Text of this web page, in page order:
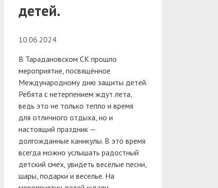
детей.
10.06.2024
В Тарадановском СК прошло
мероприятие, посвящённое
Международному дню защиты детей.
Ребята с нетерпением ждут лета,
ведь это не только тепло и время
для отличного отдыха, но и
настоящий праздник —
долгожданные каникулы. В это время
всегда можно услышать радостный
детский смех, увидеть весёлые песни,
шары, подарки и веселье. На